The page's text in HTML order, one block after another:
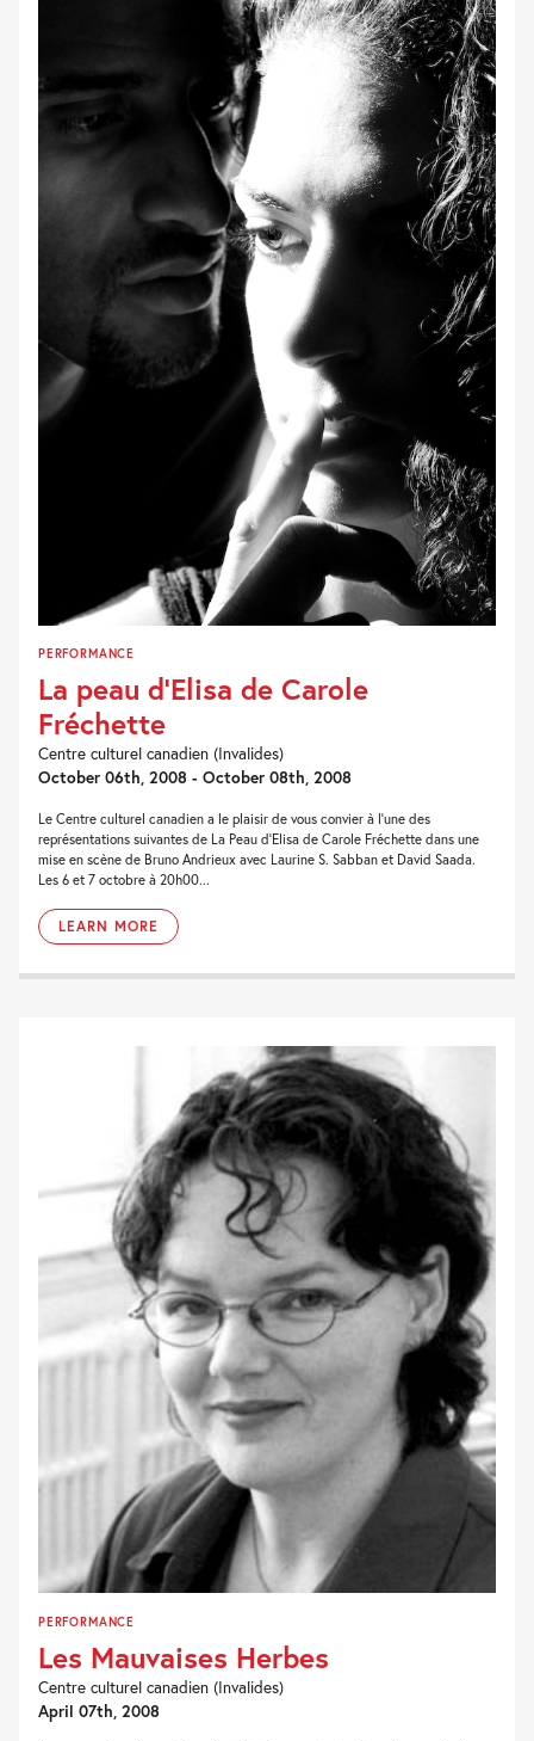
PERFORMANCE
La peau d’Elisa de Carole
Fréchette
Centre culturel canadien (Invalides)
October 06th, 2008 - October 08th, 2008
Le Centre culturel canadien a le plaisir de vous convier à l’une des
représentations suivantes de La Peau d’Elisa de Carole Fréchette dans une
mise en scène de Bruno Andrieux avec Laurine S. Sabban et David Saada.
Les 6 et 7 octobre à 20h00...
LEARN MORE
PERFORMANCE
Les Mauvaises Herbes
Centre culturel canadien (Invalides)
April 07th, 2008